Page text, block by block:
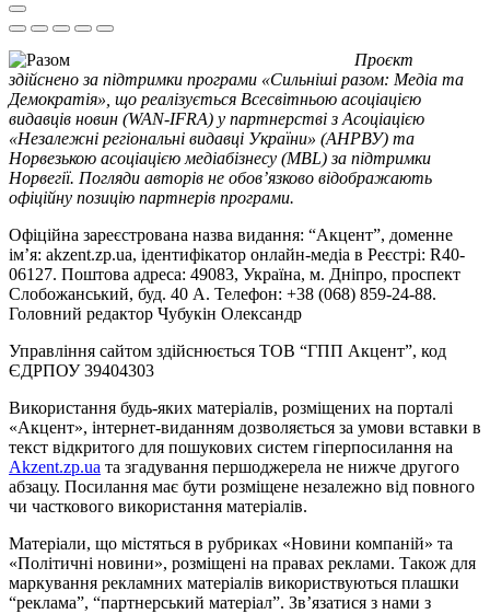
Проєкт
здійснено за підтримки програми «Сильніші разом: Медіа та
Демократія», що реалізується Всесвітньою асоціацією
видавців новин (WAN-IFRA) у партнерстві з Асоціацією
«Незалежні регіональні видавці України» (АНРВУ) та
Норвезькою асоціацією медіабізнесу (MBL) за підтримки
Норвегії. Погляди авторів не обов’язково відображають
офіційну позицію партнерів програми.
Офіційна зареєстрована назва видання: “Акцент”, доменне
ім’я: akzent.zp.ua, ідентифікатор онлайн-медіа в Реєстрі: R40-
06127. Поштова адреса: 49083, Україна, м. Дніпро, проспект
Слобожанський, буд. 40 А. Телефон: +38 (068) 859-24-88.
Головний редактор Чубукін Олександр
Управління сайтом здійснюється ТОВ “ГПП Акцент”, код
ЄДРПОУ 39404303
Використання будь-яких матеріалів, розміщених на порталі
«Акцент», інтернет-виданням дозволяється за умови вставки в
текст відкритого для пошукових систем гіперпосилання на
Akzent.zp.ua та згадування першоджерела не нижче другого
абзацу. Посилання має бути розміщене незалежно від повного
чи часткового використання матеріалів.
Матеріали, що містяться в рубриках «Новини компаній» та
«Політичні новини», розміщені на правах реклами. Також для
маркування рекламних матеріалів використвуються плашки
“реклама”, “партнерський матеріал”. Зв’язатися з нами з